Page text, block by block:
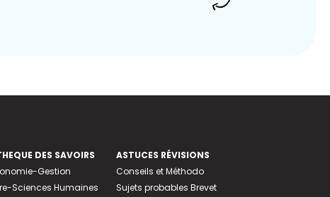
DES SAVOIRS
Gestion
Sciences Humaines
ASTUCES RÉVISIONS
Conseils et Méthodo
Sujets probables Brevet